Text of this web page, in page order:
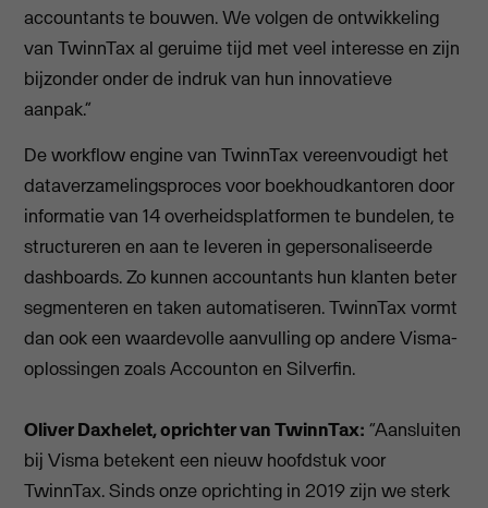
accountants te bouwen. We volgen de ontwikkeling
van TwinnTax al geruime tijd met veel interesse en zijn
bijzonder onder de indruk van hun innovatieve
aanpak.”
De workflow engine van TwinnTax vereenvoudigt het
dataverzamelingsproces voor boekhoudkantoren door
informatie van 14 overheidsplatformen te bundelen, te
structureren en aan te leveren in gepersonaliseerde
dashboards. Zo kunnen accountants hun klanten beter
segmenteren en taken automatiseren. TwinnTax vormt
dan ook een waardevolle aanvulling op andere Visma-
oplossingen zoals Accounton en Silverfin.
Oliver Daxhelet, oprichter van TwinnTax: “Aansluiten
bij Visma betekent een nieuw hoofdstuk voor
TwinnTax. Sinds onze oprichting in 2019 zijn we sterk